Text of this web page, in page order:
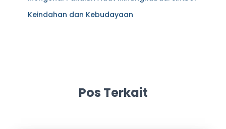
Keindahan dan Kebudayaan
Pos Terkait